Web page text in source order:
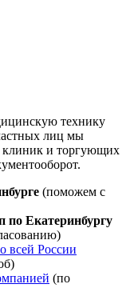
технику
лиц мы
клиник и торгующих
(поможем с
по Екатеринбургу
всей России
(по